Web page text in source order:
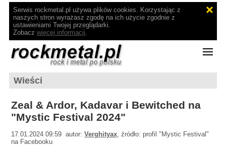
Serwis rockmetal.pl używa plików cookies. Korzystając z
naszych stron wyrażasz zgodę na ich użycie zgodnie z
ustawieniami Twojej przeglądarki.
Zobacz więcej informacji.
Wieści
Zeal & Ardor, Kadavar i Bewitched na
"Mystic Festival 2024"
17.01.2024 09:59 autor:Verghityax, źródło: profil "Mystic Festival"
na Facebooku